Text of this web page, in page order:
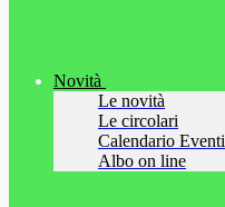
Novità
Le novità
Le circolari
Calendario Eventi
Albo on line